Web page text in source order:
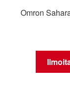
Omron